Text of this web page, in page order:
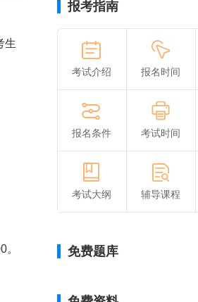
生
报考指南
考试介绍 报名时间
报名条件 考试时间
考试大纲 辅导课程
免费题库